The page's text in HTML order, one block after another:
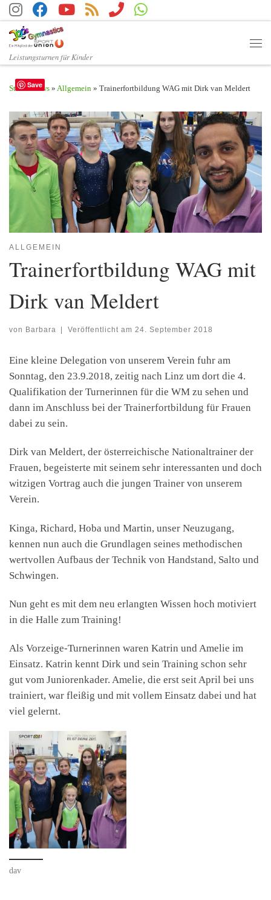
Zum Inhalt springen
Leistungsturnen für Kinder
Start » News » Allgemein » Trainerfortbildung WAG mit Dirk van Meldert
ALLGEMEIN
Trainerfortbildung WAG mit
Dirk van Meldert
von Barbara Veröffentlicht am 24. September 2018
Eine kleine Delegation von unserem Verein fuhr am
Sonntag, den 23.9.2018, zeitig nach Linz um dort die 4.
Qualifikation der Turnerinnen für die WM zu sehen und
dann im Anschluss bei der Trainerfortbildung für Frauen
dabei zu sein.
Dirk van Meldert, der österreichische Nationaltrainer der
Frauen, begeisterte mit seinem sehr interessanten und doch
witzigen Vortrag auch die jungen Trainer von unserem
Verein.
Kinga, Richard, Hoba und Martin, unser Neuzugang,
kennen nun auch die Grundlagen seines methodischen
wertvollen Aufbaus der Technik von Handstand, Salto und
Schwingen.
Nun geht es mit dem neu erlangten Wissen hoch motiviert
in die Halle zum Training!
Als Vorzeige-Turnerinnen waren Katrin und Amelie im
Einsatz. Katrin kennt Dirk und sein Training schon sehr
gut vom Juniorenkader. Amelie, die erst seit April bei uns
trainiert, war fleißig und mit vollem Einsatz dabei und hat
viel gelernt.
dav
Save